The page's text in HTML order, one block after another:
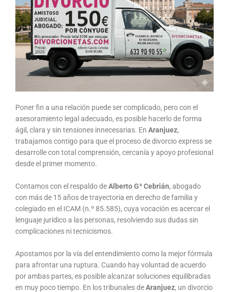
Poner fin a una relación puede ser complicado, pero con el
asesoramiento legal adecuado, es posible hacerlo de forma
ágil, clara y sin tensiones innecesarias. En Aranjuez,
trabajamos contigo para que el proceso de divorcio express se
desarrolle con total comprensión, cercanía y apoyo profesional
desde el primer momento.
Contamos con el respaldo deAlberto Gª Cebrián, abogado
con más de 15 años de trayectoria en derecho de familia y
colegiado en el ICAM (n.º 85.585), cuya vocación es acercar el
lenguaje jurídico a las personas, resolviendo sus dudas sin
complicaciones ni tecnicismos.
Apostamos por la vía del entendimiento como la mejor fórmula
para afrontar una ruptura. Cuando hay voluntad de acuerdo
por ambas partes, es posible alcanzar soluciones equilibradas
en muy poco tiempo. En los tribunales deAranjuez, un divorcio